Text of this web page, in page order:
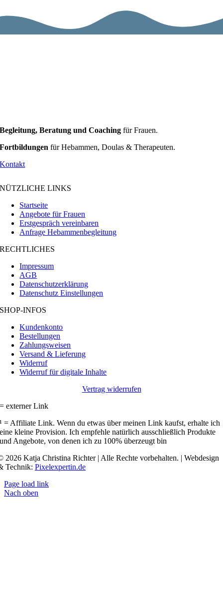
Begleitung, Beratung und Coaching für Frauen.
Fortbildungen für Hebammen, Doulas & Therapeuten.
Kontakt
NÜTZLICHE LINKS
Startseite
Angebote für Frauen
Erstgespräch vereinbaren
Anfrage Hebammenbegleitung
RECHTLICHES
Impressum
AGB
Datenschutzerklärung
Datenschutz Einstellungen
SHOP-INFOS
Kundenkonto
Bestellungen
Zahlungsweisen
Versand & Lieferung
Widerruf
Widerruf für digitale Inhalte
Vertrag widerrufen
= externer Link
¹ = Affiliate Link. Wenn du etwas über meinen Link kaufst, erhalte ich
eine kleine Provision. Ich empfehle natürlich ausschließlich Produkte
und Angebote, von denen ich zu 100% überzeugt bin
2026 Katja Christina Richter | Alle Rechte vorbehalten. | Webdesign
Technik:Pixelexpertin.de
Page load link
Nach oben